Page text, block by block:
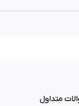
متداول